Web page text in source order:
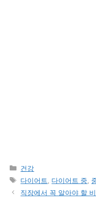
Categories
건강
Tags
다이어트 다이어트 중
직장에서 꼭 알아야 할